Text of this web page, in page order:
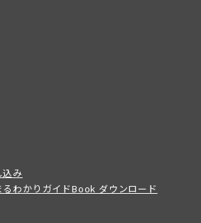
込み
わかりガイドBook ダウンロード